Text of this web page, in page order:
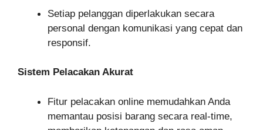
Setiap pelanggan diperlakukan secara
personal dengan komunikasi yang cepat dan
responsif.
Sistem Pelacakan Akurat
Fitur pelacakan online memudahkan Anda
memantau posisi barang secara real-time,